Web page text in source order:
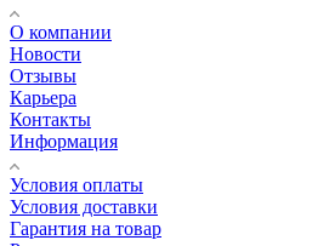
О компании
Новости
Отзывы
Карьера
Контакты
Информация
Условия оплаты
Условия доставки
Гарантия на товар